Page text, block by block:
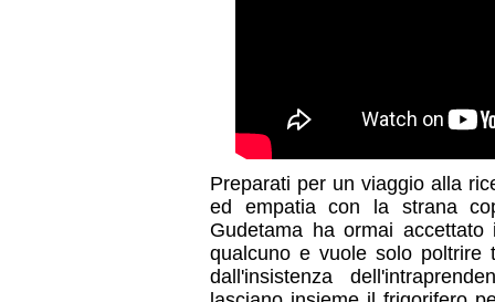
Preparati per un viaggio alla
ed empatia con la strana
Gudetama ha ormai
qualcuno e vuole solo
dall'insistenza